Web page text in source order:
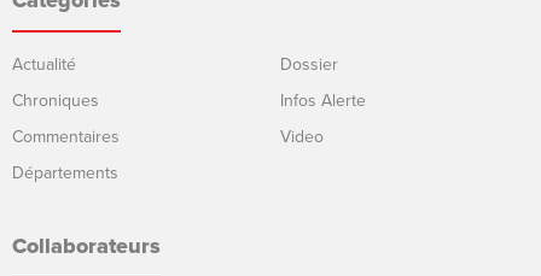
Actualité
Chroniques
Commentaires
Départements
Dossier
Infos Alerte
Video
Collaborateurs